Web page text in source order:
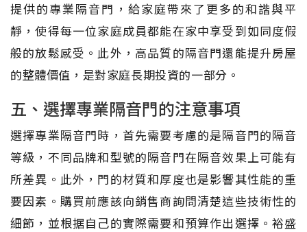
提供的專業隔音門，給家庭帶來了更多的和諧與平
靜，使得每一位家庭成員都能在家中享受到如同度假
般的放鬆感受。此外，高品質的隔音門還能提升房屋
的整體價值，是對家庭長期投資的一部分。
五、選擇專業隔音門的注意事項
選擇專業隔音門時，首先需要考慮的是隔音門的隔音
等級，不同品牌和型號的隔音門在隔音效果上可能有
所差異。此外，門的材質和厚度也是影響其性能的重
要因素。購買前應該向銷售商詢問清楚這些技術性的
細節，並根据自己的實際需要和預算作出選擇。裕盛